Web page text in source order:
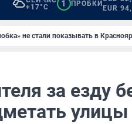
+17°C
1 ПРОБКИ
EUR
не стали показывать в
за езду
улицы